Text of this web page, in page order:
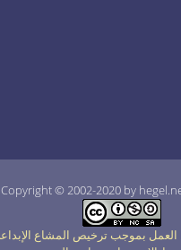
Copyright © 2002-2020 by